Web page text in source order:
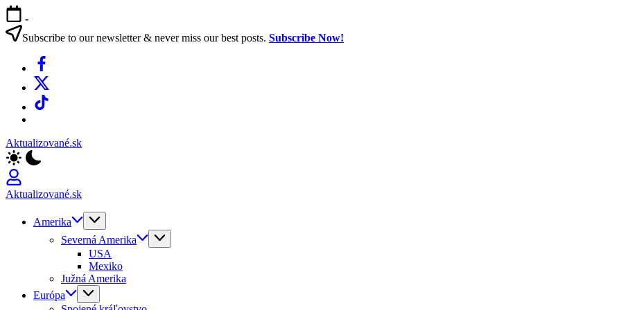
Skip
to
content
-
Subscribe to our newsletter & never miss our best posts. Subscribe Now!
Facebook
X
TikTok
Aktualizované.sk
Aktualizované.sk
Amerika
Severná Amerika
USA
Mexiko
Južná Amerika
Európa